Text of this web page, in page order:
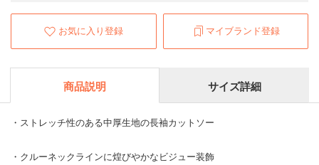
お気に入り登録 マイブランド登録
商品説明 サイズ詳細
・ストレッチ性のある中厚生地の長袖カットソー
・クルーネックラインに煌びやかなビジュー装飾